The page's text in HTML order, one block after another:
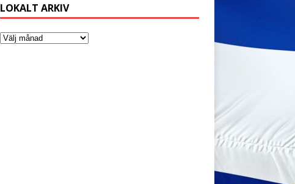
LOKALT ARKIV